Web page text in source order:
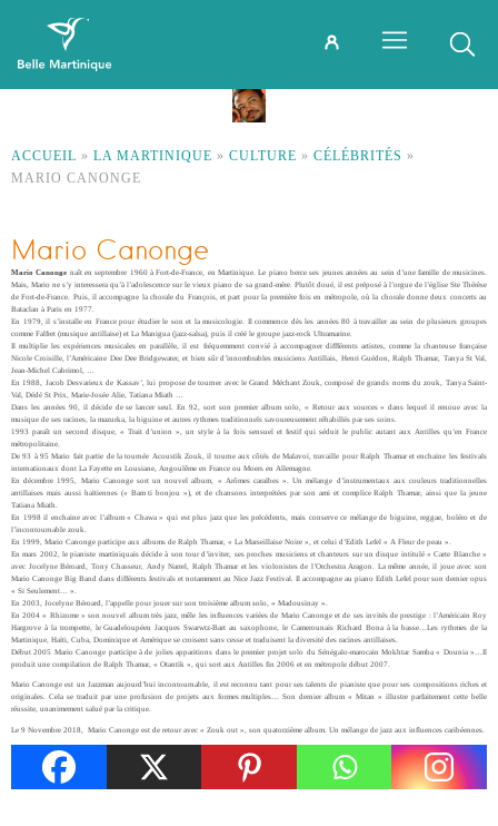
ACCUEIL » LA MARTINIQUE » CULTURE » CÉLÉBRITÉS »
MARIO CANONGE
Mario Canonge
Mario Canonge naît en septembre 1960 à Fort-de-France, en Martinique. Le piano berce ses jeunes années au sein d’une famille de musicines.
Mais, Mario ne s’y interessera qu’à l’adolescence sur le vieux piano de sa grand-mère. Plutôt doué, il est préposé à l’orgue de l’église Ste Thérèse
de Fort-de-France. Puis, il accompagne la chorale du François, et part pour la première fois en métropole, où la chorale donne deux concerts au
Bataclan à Paris en 1977.
En 1979, il s’installe en France pour étudier le son et la musicologie. Il commence dès les années 80 à travailler au sein de plusieurs groupes
comme Falfret (musique antillaise) et La Manigua (jazz-salsa), puis il créé le groupe jazz-rock Ultramarine.
Il multiplie les expériences musicales en parallèle, il est fréquemment convié à accompagner diffférents artistes, comme la chanteuse française
Nicole Croisille, l’Américaine Dee Dee Bridgewater, et bien sûr d’innombrables musiciens Antillais, Henri Guédon, Ralph Thamar, Tanya St Val,
Jean-Michel Cabrimol, …
En 1988, Jacob Desvarieux de Kassav’, lui propose de tourner avec le Grand Méchant Zouk, composé de grands noms du zouk, Tanya Saint-
Val, Dédé St Prix, Marie-Josée Alie, Tatiana Miath …
Dans les années 90, il décide de se lancer seul. En 92, sort son premier album solo, « Retour aux sources » dans lequel il renoue avec la
musique de ses racines, la mazurka, la biguine et autres rythmes traditionnels savoureusement réhabillés par ses soins.
1993 paraît un second disque, « Trait d’union », un style à la fois sensuel et festif qui séduit le public autant aux Antilles qu’en France
métropolitaine.
De 93 à 95 Mario fait partie de la tournée Acoustik Zouk, il tourne aux côtés de Malavoi, travaille pour Ralph Thamar et enchaine les festivals
internationaux dont La Fayette en Lousiane, Angoulême en France ou Moers en Allemagne.
En décembre 1995, Mario Canonge sort un nouvel album, « Arômes caraïbes ». Un mélange d’instrumentaux aux couleurs traditionnelles
antillaises mais aussi haïtiennes (« Bam ti bonjou »), et de chansons interprétées par son ami et complice Ralph Thamar, ainsi que la jeune
Tatiana Miath.
En 1998 il enchaine avec l’album « Chawa » qui est plus jazz que les précédents, mais conserve ce mélange de biguine, reggae, boléro et de
l’incontournable zouk.
En 1999, Mario Canonge participe aux albums de Ralph Thamar, « La Marseillaise Noire », et celui d’Edith Lefel « A Fleur de peau ».
En mars 2002, le pianiste martiniquais décide à son tour d’inviter, ses proches musiciens et chanteurs sur un disque intitulé « Carte Blanche »
avec Jocelyne Béroard, Tony Chasseur, Andy Narrel, Ralph Thamar et les violonistes de l’Orchestra Aragon. La même année, il joue avec son
Mario Canonge Big Band dans différents festivals et notamment au Nice Jazz Festival. Il accompagne au piano Edith Lefel pour son dernier opus
« Si Seulement… ».
En 2003, Jocelyne Béroard, l’appelle pour jouer sur son troisième album solo, « Madousinay ».
En 2004 « Rhizome » son nouvel album très jazz, mêle les influences variées de Mario Canonge et de ses invités de prestige : l’Américain Roy
Hargrove à la trompette, le Guadeloupéen Jacques Swarwtz-Bart au saxophone, le Camerounais Richard Bona à la basse…Les rythmes de la
Martinique, Haïti, Cuba, Dominique et Amérique se croisent sans cesse et traduisent la diversité des racines antillaises.
Début 2005 Mario Canonge participe à de jolies apparitions dans le premier projet solo du Sénégalo-marocain Mokhtar Samba « Dounia »…Il
produit une compilation de Ralph Thamar, « Otantik », qui sort aux Antilles fin 2006 et en métropole début 2007.
Mario Canonge est un Jazzman aujourd’hui incontournable, il est reconnu tant pour ses talents de pianiste que pour ses compositions riches et
originales. Cela se traduit par une profusion de projets aux formes multiples… Son dernier album « Mitan » illustre parfaitement cette belle
réussite, unanimement salué par la critique.
Le 9 Novembre 2018, Mario Canonge est de retour avec « Zouk out », son quatorzième album. Un mélange de jazz aux influences caribéennes.